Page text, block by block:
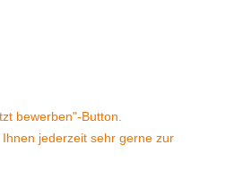
bewerben"-Button.
jederzeit sehr gerne zur